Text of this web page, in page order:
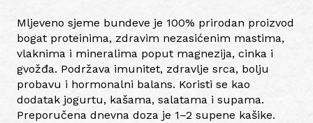
bundeve
količina
Mljeveno sjeme bundeve je 100% prirodan proizvod
bogat proteinima, zdravim nezasićenim mastima,
vlaknima i mineralima poput magnezija, cinka i
gvožđa. Podržava imunitet, zdravlje srca, bolju
probavu i hormonalni balans. Koristi se kao
dodatak jogurtu, kašama, salatama i supama.
Preporučena dnevna doza je 1–2 supene kašike.